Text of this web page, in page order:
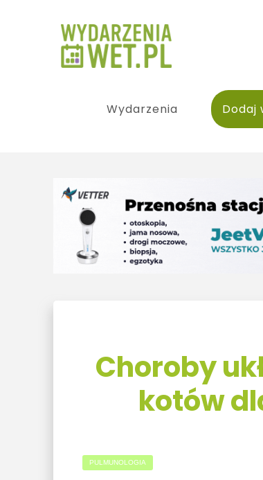
Wydarzenia Dodaj
Choroby
kotów
PULMUNOLOGIA